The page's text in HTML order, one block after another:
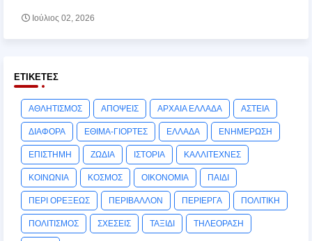
Ιούλιος 02, 2026
ΕΤΙΚΈΤΕΣ
ΑΘΛΗΤΙΣΜΟΣ ΑΠΟΨΕΙΣ ΑΡΧΑΙΑ ΕΛΛΑΔΑ ΑΣΤΕΙΑ
ΔΙΑΦΟΡΑ ΕΘΙΜΑ-ΓΙΟΡΤΕΣ ΕΛΛΑΔΑ ΕΝΗΜΕΡΩΣΗ
ΕΠΙΣΤΗΜΗ ΖΩΔΙΑ ΙΣΤΟΡΙΑ ΚΑΛΛΙΤΕΧΝΕΣ
ΚΟΙΝΩΝΙΑ ΚΟΣΜΟΣ ΟΙΚΟΝΟΜΙΑ ΠΑΙΔΙ
ΠΕΡΙ ΟΡΕΞΕΩΣ ΠΕΡΙΒΑΛΛΟΝ ΠΕΡΙΕΡΓΑ ΠΟΛΙΤΙΚΗ
ΠΟΛΙΤΙΣΜΟΣ ΣΧΕΣΕΙΣ ΤΑΞΙΔΙ ΤΗΛΕΟΡΑΣΗ